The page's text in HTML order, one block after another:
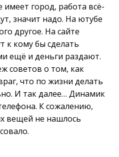
имеет город, работа всё-
значит надо. На ютубе
другое. На сайте
к кому бы сделать
ещё и деньги раздают.
советов о том, как
что по жизни делать
И так далее… Динамик
К сожалению,
вещей не нашлось